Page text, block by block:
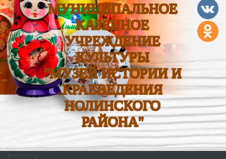
МУНИЦИПАЛЬНОЕ
КАЗЕННОЕ
УЧРЕЖДЕНИЕ
КУЛЬТУРЫ
"МУЗЕЙ ИСТОРИИ И
КРАЕВЕДЕНИЯ
НОЛИНСКОГО
РАЙОНА"